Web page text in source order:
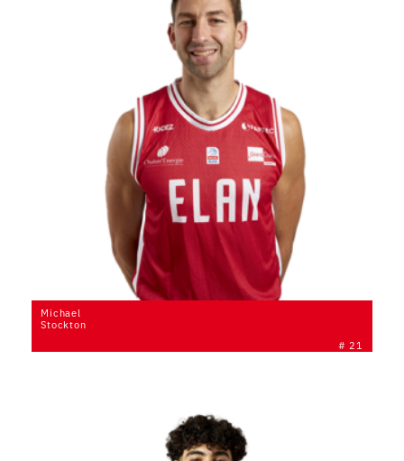
# 21
Michael
Stockton